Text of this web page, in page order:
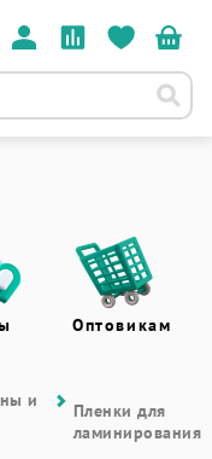
Оптовикам
и
Пленки для
ламинирования